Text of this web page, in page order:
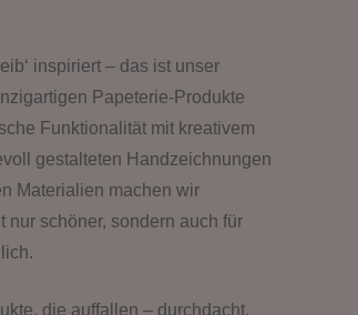
inspiriert – das ist unser
Papeterie-Produkte
Funktionalität mit kreativem
gestalteten Handzeichnungen
Materialien machen wir
nur schöner, sondern auch für
die auffallen – durchdacht,